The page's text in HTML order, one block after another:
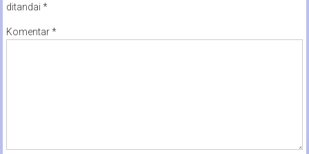
ditandai *
Komentar*